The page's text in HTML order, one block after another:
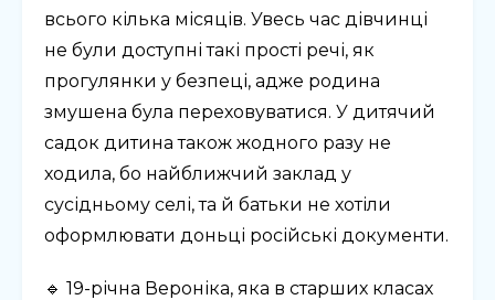
всього кілька місяців. Увесь час дівчинці
не були доступні такі прості речі, як
прогулянки у безпеці, адже родина
змушена була переховуватися. У дитячий
садок дитина також жодного разу не
ходила, бо найближчий заклад у
сусідньому селі, та й батьки не хотіли
оформлювати доньці російські документи.
🔹 19-річна Вероніка, яка в старших класах